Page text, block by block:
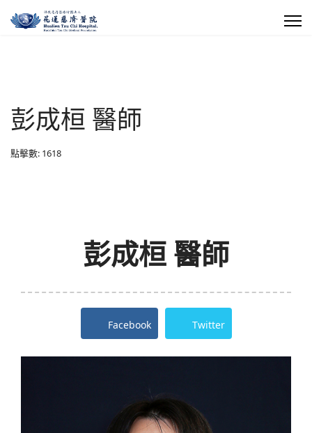
彭成桓 醫師
點擊數: 1618
彭成桓 醫師
Facebook Twitter